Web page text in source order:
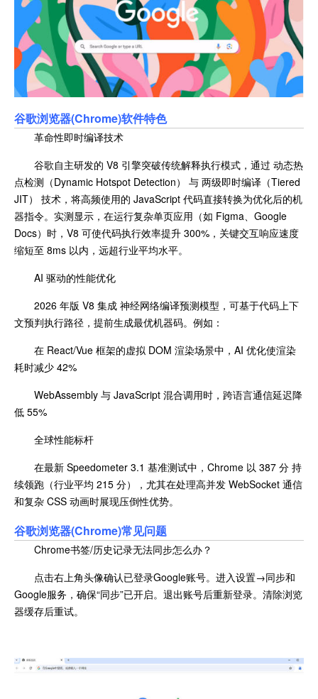
谷歌浏览器(Chrome)软件特色
革命性即时编译技术
谷歌自主研发的 V8 引擎突破传统解释执行模式，通过 动态热
点检测（Dynamic Hotspot Detection） 与 两级即时编译（Tiered
JIT） 技术，将高频使用的 JavaScript 代码直接转换为优化后的机
器指令。实测显示，在运行复杂单页应用（如 Figma、Google
Docs）时，V8 可使代码执行效率提升 300%，关键交互响应速度
缩短至 8ms 以内，远超行业平均水平。
AI 驱动的性能优化
2026 年版 V8 集成 神经网络编译预测模型，可基于代码上下
文预判执行路径，提前生成最优机器码。例如：
在 React/Vue 框架的虚拟 DOM 渲染场景中，AI 优化使渲染
耗时减少 42%
WebAssembly 与 JavaScript 混合调用时，跨语言通信延迟降
低 55%
全球性能标杆
在最新 Speedometer 3.1 基准测试中，Chrome 以 387 分 持
续领跑（行业平均 215 分），尤其在处理高并发 WebSocket 通信
和复杂 CSS 动画时展现压倒性优势。
谷歌浏览器(Chrome)常见问题
Chrome书签/历史记录无法同步怎么办？
点击右上角头像确认已登录Google账号。进入设置→同步和
Google服务，确保“同步”已开启。退出账号后重新登录。清除浏览
器缓存后重试。